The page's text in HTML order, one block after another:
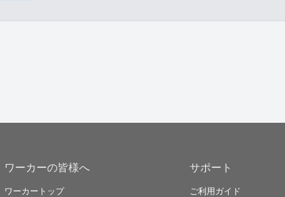
ワーカーの皆様へ
ワーカートップ
サポート
ご利用ガイド